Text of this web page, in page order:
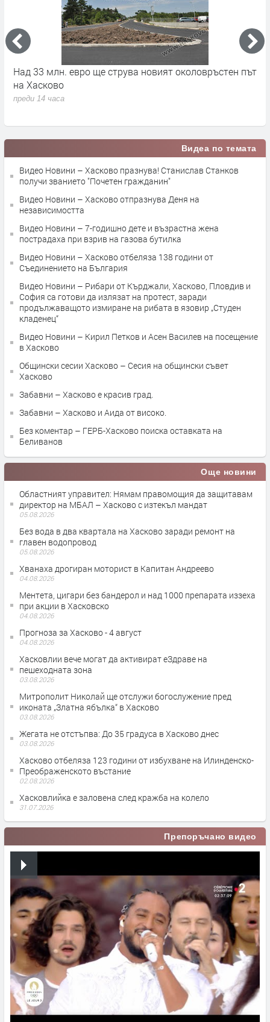
Над 33 млн. евро ще струва новият околовръстен път
на Хасково
преди 14 часа
Видеа по темата
Видео Новини – Хасково празнува! Станислав Станков
получи званието "Почетен гражданин"
Видео Новини – Хасково отпразнува Деня на
независимостта
Видео Новини – 7-годишно дете и възрастна жена
пострадаха при взрив на газова бутилка
Видео Новини – Хасково отбеляза 138 години от
Съединението на България
Видео Новини – Рибари от Кърджали, Хасково, Пловдив и
София са готови да излязат на протест, заради
продължаващото измиране на рибата в язовир „Студен
кладенец“
Видео Новини – Кирил Петков и Асен Василев на посещение
в Хасково
Общински сесии Хасково – Сесия на общински съвет
Хасково
Забавни – Хасково е красив град.
Забавни – Хасково и Аида от високо.
Без коментар – ГЕРБ-Хасково поиска оставката на
Беливанов
Още новини
Областният управител: Нямам правомощия да защитавам
директор на МБАЛ – Хасково с изтекъл мандат
05.08.2026
Без вода в два квартала на Хасково заради ремонт на
главен водопровод
05.08.2026
Хванаха дрогиран моторист в Капитан Андреево
04.08.2026
Ментета, цигари без бандерол и над 1000 препарата иззеха
при акции в Хасковско
04.08.2026
Прогноза за Хасково - 4 август
04.08.2026
Хасковлии вече могат да активират еЗдраве на
пешеходната зона
03.08.2026
Митрополит Николай ще отслужи богослужение пред
иконата „Златна ябълка“ в Хасково
03.08.2026
Жегата не отстъпва: До 35 градуса в Хасково днес
03.08.2026
Хасково отбеляза 123 години от избухване на Илинденско-
Преображенското въстание
02.08.2026
Хасковлийка е заловена след кражба на колело
31.07.2026
Препоръчано видео